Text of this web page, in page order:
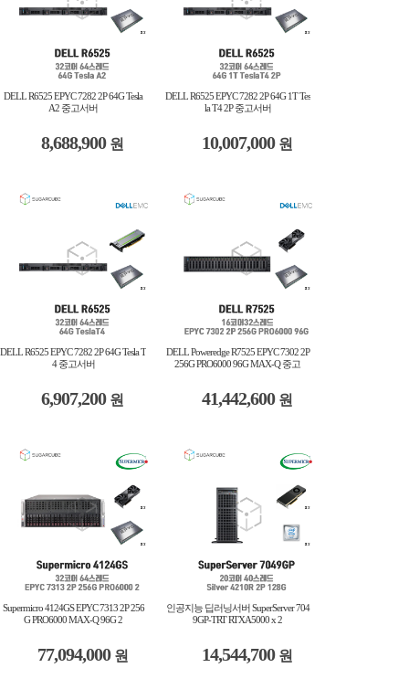
DELL R6525 EPYC 7282 2P 64G Tesla
A2 중고서버
8,688,900 원
DELL R6525 EPYC 7282 2P 64G 1T Tes
la T4 2P 중고서버
10,007,000 원
DELL R6525 EPYC 7282 2P 64G Tesla T
4 중고서버
6,907,200 원
DELL Poweredge R7525 EPYC 7302 2P
256G PRO6000 96G MAX-Q 중고
41,442,600 원
Supermicro 4124GS EPYC 7313 2P 256
G PRO6000 MAX-Q 96G 2
77,094,000 원
인공지능 딥러닝서버 SuperServer 704
9GP-TRT RTXA5000 x 2
14,544,700 원